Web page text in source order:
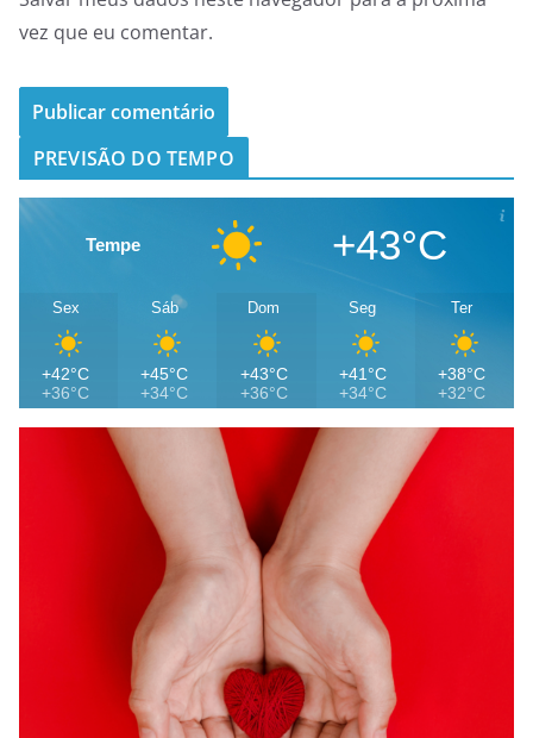
vez que eu comentar.
PREVISÃO DO TEMPO
Tempe +43°C
Sex
+42°C
+36°C
Sáb
+45°C
+34°C
Dom
+43°C
+36°C
Seg
+41°C
+34°C
Ter
+38°C
+32°C